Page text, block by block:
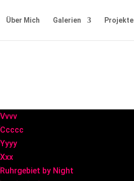
Über Mich Galerien Projekte